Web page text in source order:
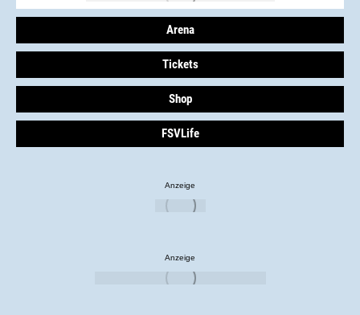
Arena
Tickets
Shop
FSVLife
Anzeige
Anzeige